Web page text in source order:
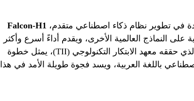
في تطوير نظام ذكاء اصطناعي متقدم، Falcon-H1
على النماذج العالمية الأخرى، ويقدم أداءً أسرع وأكثر
كفاءة مع حجم أصغر. هذا الإنجاز، الذي حققه معهد الابتكار التكنولوجي (TII)، يمثل خطوة
باللغة العربية، ويسد فجوة طويلة الأمد في هذا